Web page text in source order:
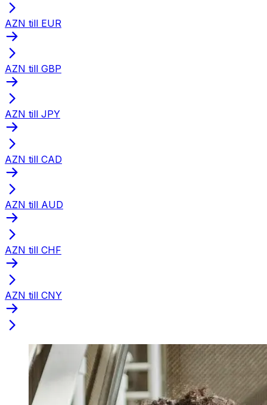
AZN till EUR
AZN till GBP
AZN till JPY
AZN till CAD
AZN till AUD
AZN till CHF
AZN till CNY